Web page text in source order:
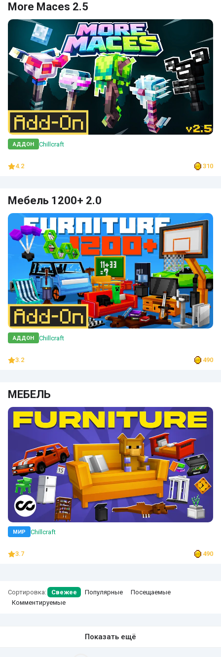
More Maces 2.5
АДДОН Chillcraft
4.2 310
Мебель 1200+ 2.0
АДДОН Chillcraft
3.2 490
МЕБЕЛЬ
МИР Chillcraft
3.7 490
Сортировка: Свежее Популярные
Посещаемые
Комментируемые
Показать ещё